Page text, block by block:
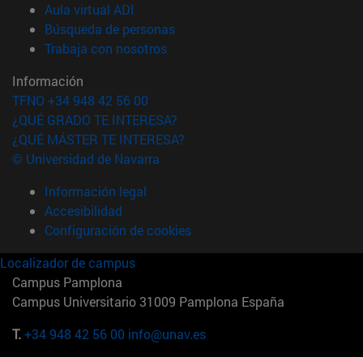
Aula virtual ADI
Búsqueda de personas(abre en nueva ventana)
Trabaja con nosotros(abre en nueva ventana)
Información
TFNO +34 948 42 56 00
¿QUÉ GRADO TE INTERESA?
¿QUÉ MÁSTER TE INTERESA?
© Universidad de Navarra
Información legal
Accesibilidad
Configuración de cookies
Localizador de campus
Campus Pamplona
Campus Universitario 31009 Pamplona España
T.+34 948 42 56 00 info@unav.es